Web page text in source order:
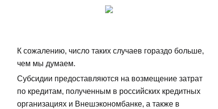
К сожалению, число таких случаев гораздо больше,
чем мы думаем.
Субсидии предоставляются на возмещение затрат
по кредитам, полученным в российских кредитных
организациях и Внешэкономбанке, а также в